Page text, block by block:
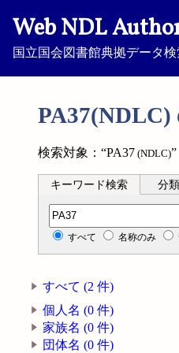
Web NDL
国立国会図書館典拠データ
PA37(NDLC)
検索対象：“PA37 (NDLC)”
キーワード検索 分
分類記号検索
すべて 名称のみ
すべて (2 件)
個人名 (0 件)
家族名 (0 件)
団体名 (0 件)